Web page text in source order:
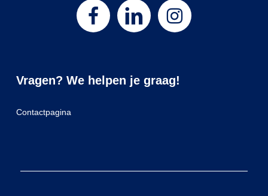
Vragen? We helpen je graag!
Contactpagina